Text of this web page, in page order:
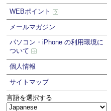
WEBポイント
メールマガジン
パソコン・iPhone の利用環境に
ついて
個人情報
サイトマップ
言語を選択する